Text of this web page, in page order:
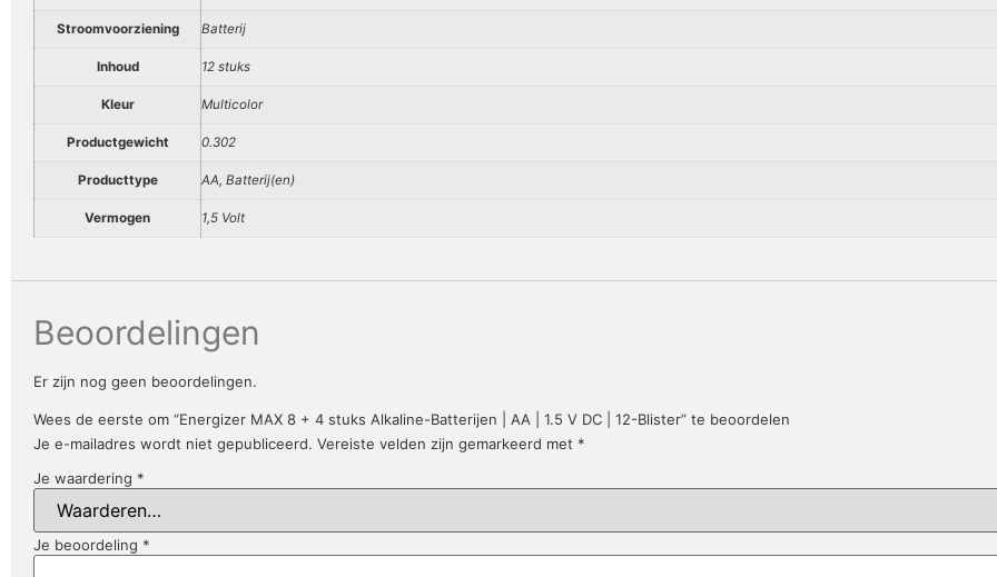
Stroomvoorziening Batterij
Inhoud 12 stuks
Kleur Multicolor
Productgewicht 0.302
Producttype AA, Batterij(en)
Vermogen 1,5 Volt
Beoordelingen
Er zijn nog geen beoordelingen.
Wees de eerste om “Energizer MAX 8 + 4 stuks Alkaline-Batterijen | AA | 1.5 V DC | 12-Blister” te beoordelen
Je e-mailadres wordt niet gepubliceerd. Vereiste velden zijn gemarkeerd met *
Je waardering *
Je beoordeling *